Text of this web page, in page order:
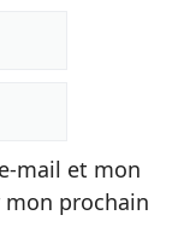
mail et mon
prochain